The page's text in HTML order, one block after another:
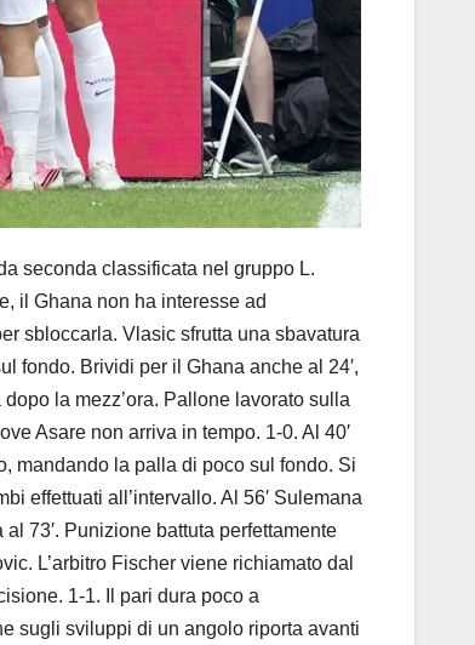
seconda classificata nel gruppo L.
il Ghana non ha interesse ad
sbloccarla. Vlasic sfrutta una sbavatura
fondo. Brividi per il Ghana anche al 24′,
la mezz’ora. Pallone lavorato sulla
Asare non arriva in tempo. 1-0. Al 40′
mandando la palla di poco sul fondo. Si
effettuati all’intervallo. Al 56′ Sulemana
73′. Punizione battuta perfettamente
L’arbitro Fischer viene richiamato dal
1-1. Il pari dura poco a
sugli sviluppi di un angolo riporta avanti